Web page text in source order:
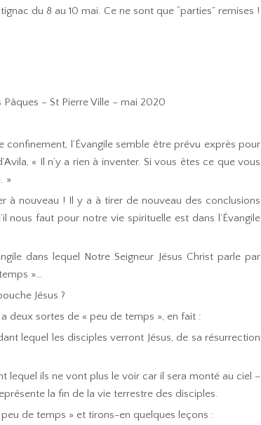
du 8 au 10 mai. Ce ne sont que “parties” remises !
– St Pierre Ville – mai 2020
l’Évangile semble être prévu exprès pour
« Il n’y a rien à inventer. Si vous êtes ce que vous
»
à nouveau ! Il y a à tirer de nouveau des conclusions
nous faut pour notre vie spirituelle est dans l’Évangile
dans lequel Notre Seigneur Jésus Christ parle par
»…
Jésus ?
deux sortes de « peu de temps », en fait :
lequel les disciples verront Jésus, de sa résurrection
ils ne vont plus le voir car il sera monté au ciel –
la fin de la vie terrestre des disciples.
de temps » et tirons-en quelques leçons :